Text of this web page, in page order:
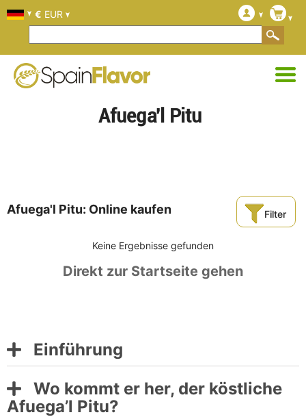
Afuega'l Pitu
Afuega'l Pitu: Online kaufen Filter
Keine Ergebnisse gefunden
Direkt zur Startseite gehen
Einführung
Wo kommt er her, der köstliche
Afuega’l Pitu?
€ EUR